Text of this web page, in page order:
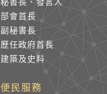
秘書長、發言人
部會首長
副秘書長
歷任政府首長
建築及史料
便民服務